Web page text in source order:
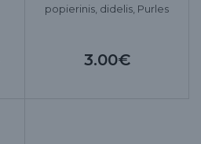
popierinis, didelis, Purles
3.00€